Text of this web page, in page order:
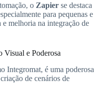
o Zapier se destaca
para pequenas e
e melhoria na integração de
Visual e Poderosa
Integromat, é uma poderosa
de cenários de